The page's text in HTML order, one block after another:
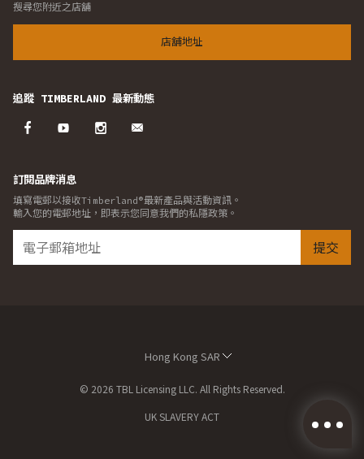
搜尋您附近之店舖
店舖地址
追蹤 TIMBERLAND 最新動態
訂閱品牌消息
填寫電郵以接收Timberland®最新產品與活動資訊。
輸入您的電郵地址，即表示您同意我們的私隱政策。
提交
Hong Kong SAR
© 2026 TBL Licensing LLC. All Rights Reserved.
UK SLAVERY ACT